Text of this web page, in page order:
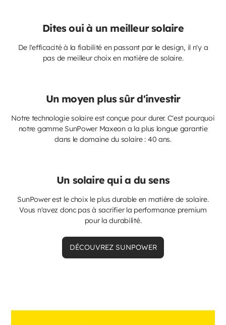
Dites oui à un meilleur solaire
De l'efficacité à la fiabilité en passant par le design, il n'y a
pas de meilleur choix en matière de solaire.
Un moyen plus sûr d'investir
Notre technologie solaire est conçue pour durer. C'est pourquoi
notre gamme SunPower Maxeon a la plus longue garantie
dans le domaine du solaire : 40 ans.
Un solaire qui a du sens
SunPower est le choix le plus durable en matière de solaire.
Vous n'avez donc pas à sacrifier la performance premium
pour la durabilité.
DÉCOUVREZ SUNPOWER